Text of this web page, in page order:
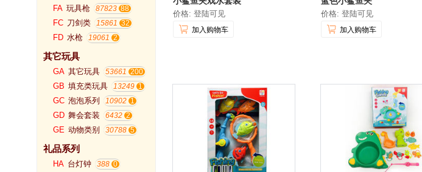
FA 玩具枪 87823
FC 刀剑类 15861
FD 水枪 19061
其它玩具
GA 其它玩具 53661
GB 填充类玩具 13249
GC 泡泡系列 10902
GD 舞会套装 6432
GE 动物类别 30788
礼品系列
HA 台灯钟 388
价格: 登陆可见
加入购物车
价格: 登陆可见
加入购物车